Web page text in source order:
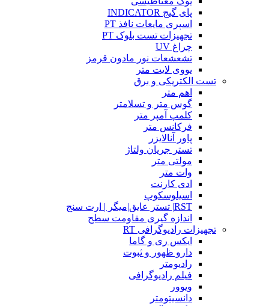
پای گیج INDICATOR
اسپری مایعات نافذ PT
تجهیزات تست بلوک PT
چراغ UV
تشعشعات نور مادون قرمز
یووی لایت متر
تست الکتریکی و برق
اهم متر
گوس متر و تسلامتر
کلمپ آمپر متر
فرکانس متر
پاور آنالایزر
تستر جریان ولتاژ
مولتی متر
وات متر
ادی کارنت
اسیلوسکوپ
RST| تستر عایق|میگر | ارت سنج
اندازه گیری مقاومت سطح
تجهیزات رادیوگرافی RT
ایکس ری و گاما
دارو ظهور و ثبوت
رادیومتر
فیلم رادیوگرافی
ویوور
دانسیتومتر